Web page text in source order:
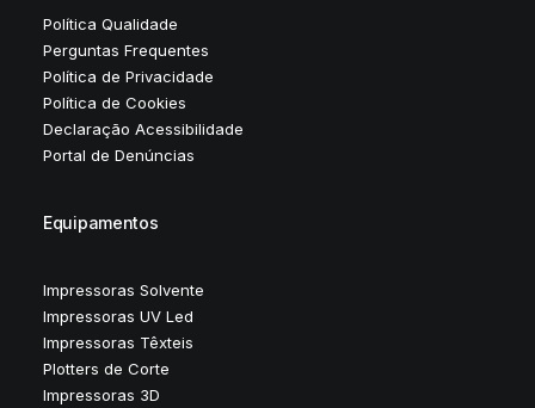
Política Qualidade
Perguntas Frequentes
Política de Privacidade
Política de Cookies
Declaração Acessibilidade
Portal de Denúncias
Equipamentos
Impressoras Solvente
Impressoras UV Led
Impressoras Têxteis
Plotters de Corte
Impressoras 3D